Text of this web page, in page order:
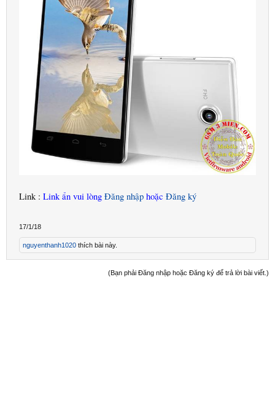
Link : Link ẩn vui lòng Đăng nhập hoặc Đăng ký
17/1/18
nguyenthanh1020 thích bài này.
(Bạn phải Đăng nhập hoặc Đăng ký để trả lời bài viết.)